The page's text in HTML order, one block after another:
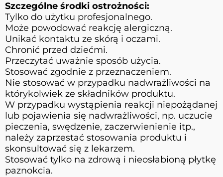
Szczególne środki ostrożności:
Tylko do użytku profesjonalnego.
Może powodować reakcję alergiczną.
Unikać kontaktu ze skórą i oczami.
Chronić przed dziećmi.
Przeczytać uważnie sposób użycia.
Stosować zgodnie z przeznaczeniem.
Nie stosować w przypadku nadwrażliwości na
którykolwiek ze składników produktu.
W przypadku wystąpienia reakcji niepożądanej
lub pojawienia się nadwrażliwości, np. uczucie
pieczenia, swędzenie, zaczerwienienie itp.,
należy zaprzestać stosowania produktu i
skonsultować się z lekarzem.
Stosować tylko na zdrową i nieosłabioną płytkę
paznokcia.